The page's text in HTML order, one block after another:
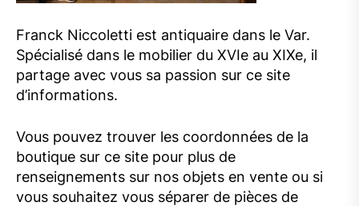
Franck Niccoletti est antiquaire dans le Var.
Spécialisé dans le mobilier du XVIe au XIXe, il
partage avec vous sa passion sur ce site
d’informations.
Vous pouvez trouver les coordonnées de la
boutique sur ce site pour plus de
renseignements sur nos objets en vente ou si
vous souhaitez vous séparer de pièces de